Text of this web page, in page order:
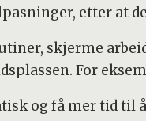
etter at
skjerme
For
og få mer tid til